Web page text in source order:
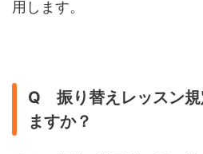
用します。
Q 振り替えレッスン規
ますか？